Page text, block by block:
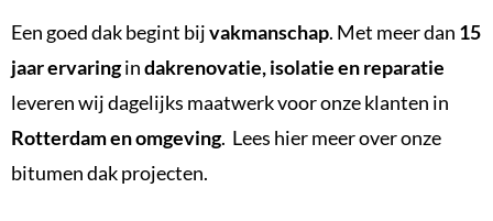
Een goed dak begint bijvakmanschap. Met meer dan 15
jaar ervaringindakrenovatie, isolatie en reparatie
leveren wij dagelijks maatwerk voor onze klanten in
Rotterdam en omgeving. Lees hier meer over onze
bitumen dak projecten.